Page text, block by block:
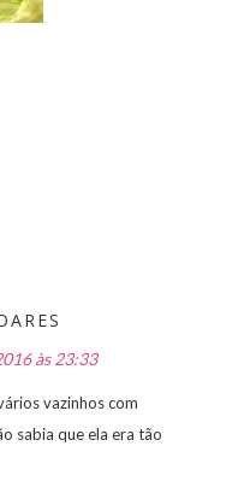
às 23:33
vazinhos com
sabia que ela era tão